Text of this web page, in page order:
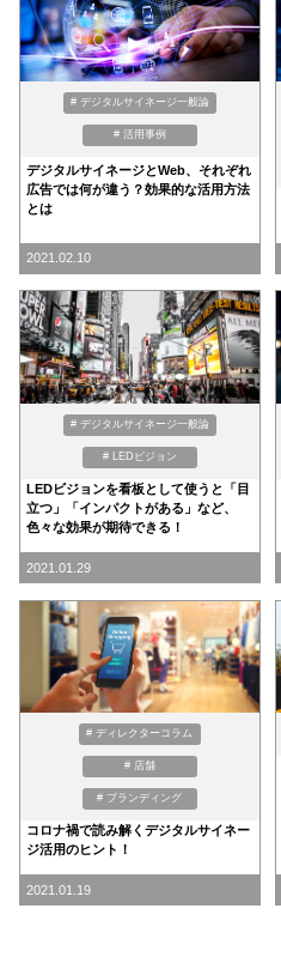
# デジタルサイネージ一般論
# 活用事例
デジタルサイネージとWeb、それぞれ
広告では何が違う？効果的な活用方法
とは
2021.02.10
# デジタルサイネージ一般論
# LEDビジョン
LEDビジョンを看板として使うと「目
立つ」「インパクトがある」など、
色々な効果が期待できる！
2021.01.29
# ディレクターコラム
# 店舗
# ブランディング
コロナ禍で読み解くデジタルサイネー
ジ活用のヒント！
2021.01.19